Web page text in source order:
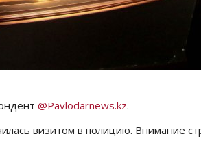
@Pavlodarnews.kz.
визитом в полицию. Внимание